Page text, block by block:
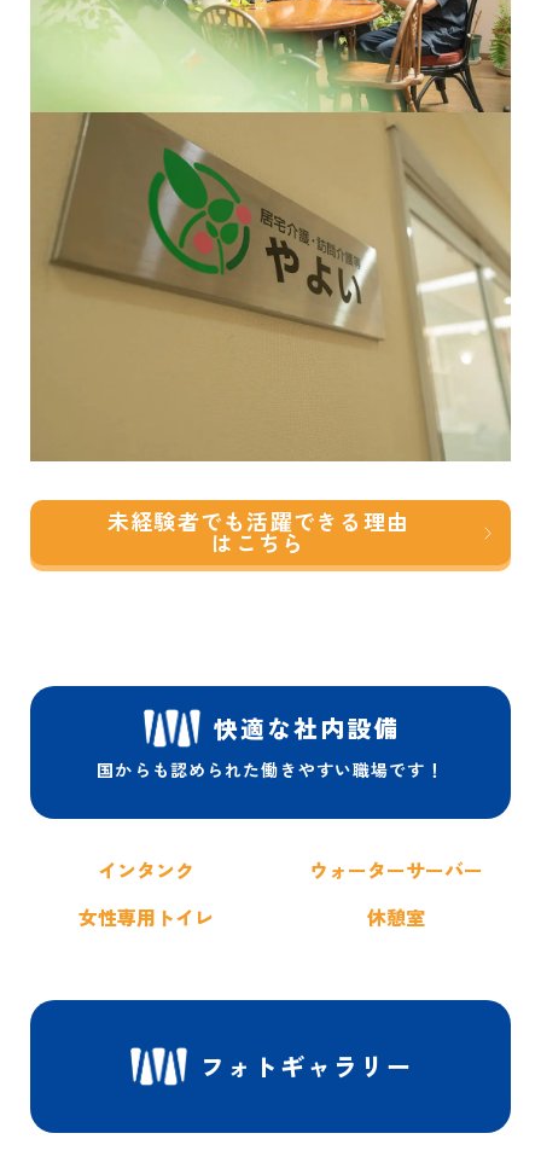
未経験者でも活躍できる理由
はこちら
快適な社内設備
国からも認められた働きやすい職場です！
インタンク ウォーターサーバー
女性専用トイレ
休憩室
フォトギャラリー